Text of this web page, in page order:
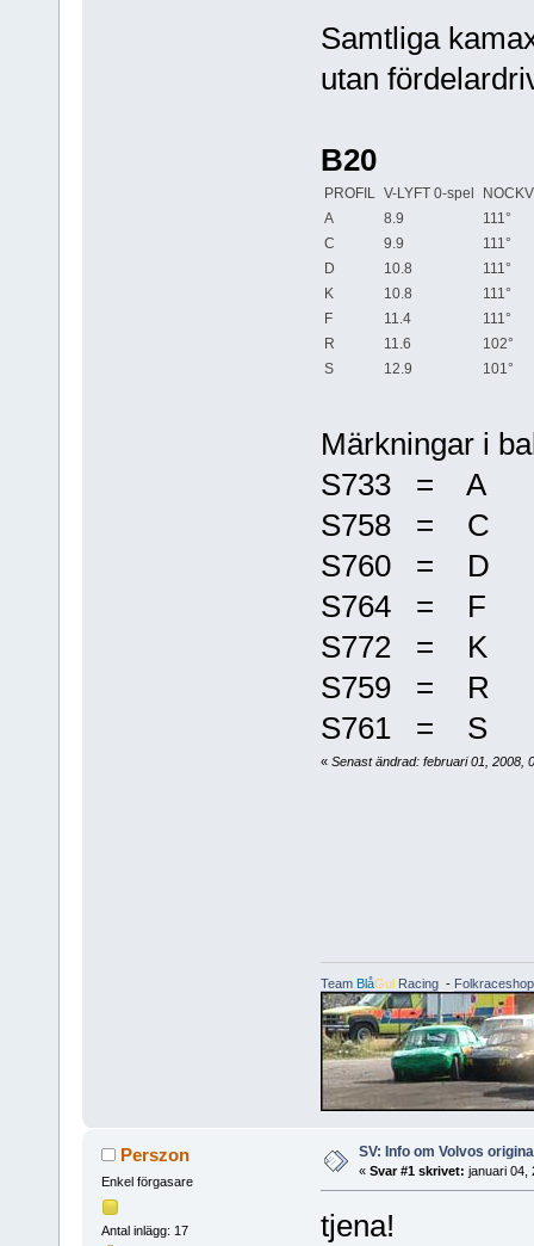
Samtliga
utan
B20
PROFIL V-LYFT 0-spel
A
8.9
111°
C
9.9
111°
D
10.8
111°
K
10.8
111°
F
11.4
111°
R
11.6
102°
S
12.9 101°
Märkningar i
S733 = A
S758 = C
S760 = D
S764 = F
S772 = K
S759 = R
S761 = S
« Senast ändrad: februari 01, 2008,
Team BlåGul Racing- Folkraceshop
Perszon
Enkel förgasare
Antal inlägg: 17
SV: Info om Volvos
« Svar #1 skrivet: januari 04,
tjena!